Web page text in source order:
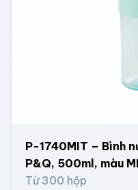
P-1740MIT – Bình
P&Q, 500ml, màu
Từ 300 hộp